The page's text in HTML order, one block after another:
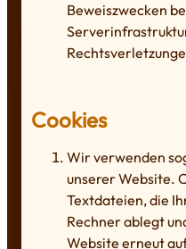
Beweiszwecken
Cookies
Wir verwenden
unserer Website.
Textdateien, die
Rechner ablegt
Website erneut